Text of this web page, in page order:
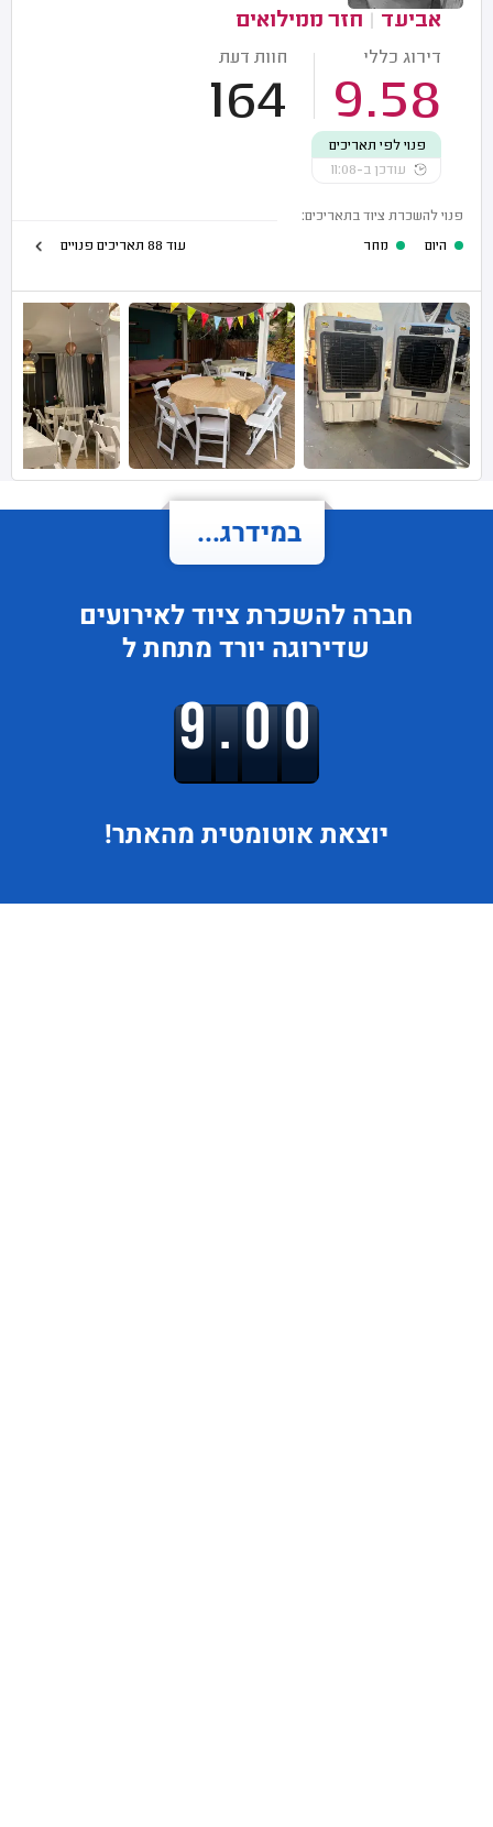
אביעד חזר ממילואים
דירוג כללי
9.58
חוות דעת
164
פנוי לפי תאריכים
עודכן ב-11:08
פנוי להשכרת ציוד בתאריכים:
היום
מחר עוד 88 תאריכים פנויים
במידרג...
חברה להשכרת ציוד לאירועים
שדירוגה יורד מתחת ל
9.00
יוצאת אוטומטית מהאתר!